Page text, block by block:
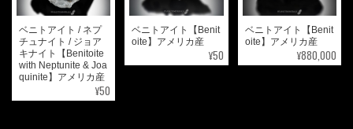
ベニトアイト / ネプ
チュナイト / ジョア
キナイト【Benitoite
with Neptunite & Joa
quinite】アメリカ産
¥50
ベニトアイト【Benit
oite】アメリカ産
¥50
ベニトアイト【Benit
oite】アメリカ産
¥880,000